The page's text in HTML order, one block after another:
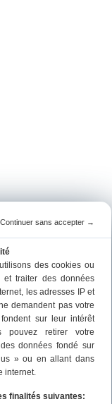
Continuer sans accepter →
utilisons des cookies ou
et traiter des données
les adresses IP et
demandent pas votre
sur leur intérêt
pouvez retirer votre
données fondé sur
» ou en allant dans
internet.
finalités suivantes: